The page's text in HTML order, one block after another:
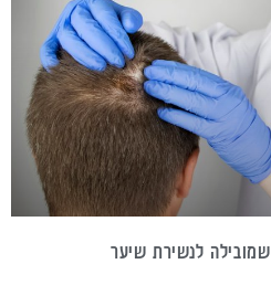
לנשירת שיער